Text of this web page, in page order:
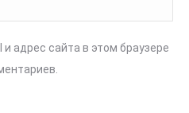
адрес сайта в этом браузере